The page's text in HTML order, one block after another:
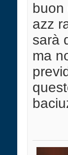
buon
azz
sarà
ma